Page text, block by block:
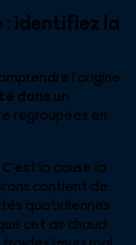
: identifiez la
l’origine
dans un
regroupées en
la cause la
contient de
quotidiennes
cet air chaud